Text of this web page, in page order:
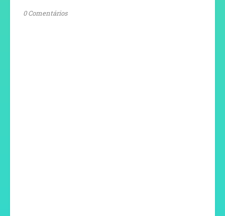
0 Comentários